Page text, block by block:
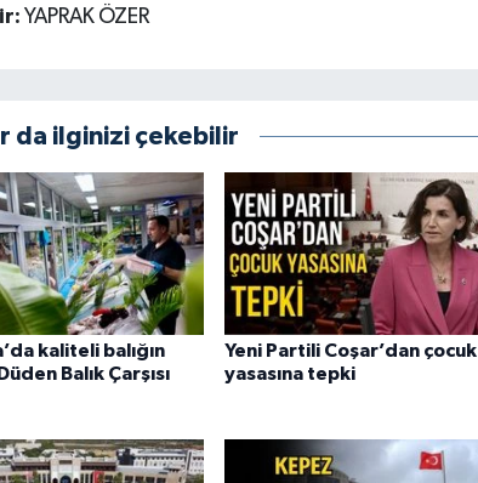
YAPRAK ÖZER
da ilginizi çekebilir
kaliteli balığın
Balık Çarşısı
Yeni Partili Coşar’dan çocuk
yasasına tepki